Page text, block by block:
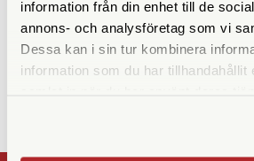
information från din enhet till de
annons- och analysföretag som vi
Dessa kan i sin tur kombinera
information som du har tillhandahållit
Finns i lager
1.890 SEK
Serie
2.990